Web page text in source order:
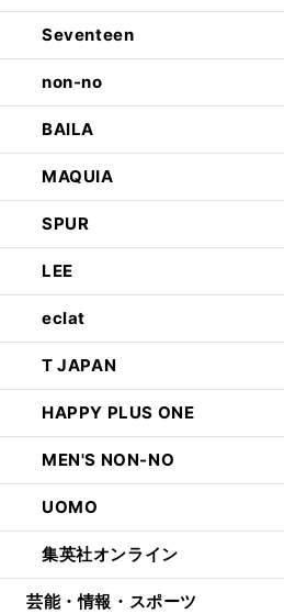
Seventeen
non-no
BAILA
MAQUIA
SPUR
LEE
eclat
T JAPAN
HAPPY PLUS ONE
MEN'S NON-NO
UOMO
集英社オンライン
芸能・情報・スポーツ